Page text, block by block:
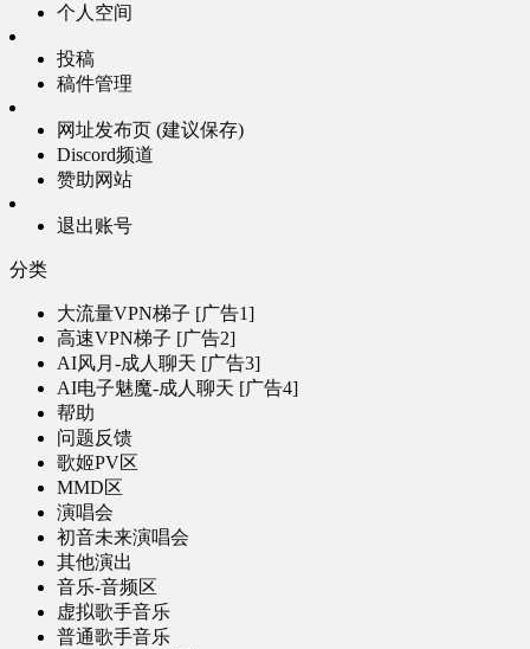
个人空间
投稿
稿件管理
网址发布页 (建议保存)
Discord频道
赞助网站
退出账号
分类
大流量VPN梯子 [广告1]
高速VPN梯子 [广告2]
AI风月-成人聊天 [广告3]
AI电子魅魔-成人聊天 [广告4]
帮助
问题反馈
歌姬PV区
MMD区
演唱会
初音未来演唱会
其他演出
音乐-音频区
虚拟歌手音乐
普通歌手音乐